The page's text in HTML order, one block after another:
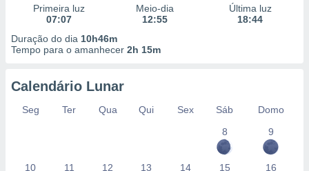
Primeira luz
07:07
Meio-dia
12:55
Última luz
18:44
Duração do dia 10h46m
Tempo para o amanhecer 2h 15m
Calendário Lunar
Seg Ter Qua Qui Sex Sáb
Domo
8
9
10 11 12 13 14 15 16